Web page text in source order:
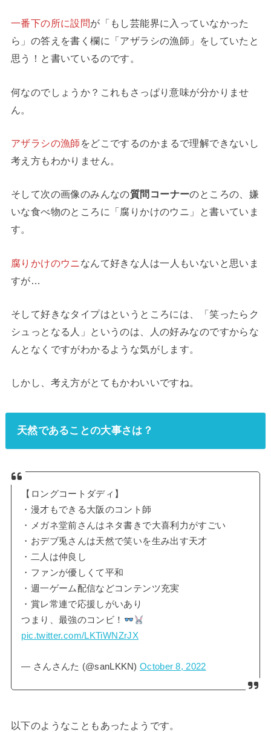
一番下の所に設問が「もし芸能界に入っていなかった
ら」の答えを書く欄に「アザラシの漁師」をしていたと
思う！と書いているのです。
何なのでしょうか？これもさっぱり意味が分かりませ
ん。
アザラシの漁師 をどこでするのかまるで理解できないし
考え方もわかりません。
そして次の画像のみんなの質問コーナーのところの、嫌
いな食べ物のところに「腐りかけのウニ」と書いていま
す。
腐りかけのウニ なんて好きな人は一人もいないと思いま
すが…
そして好きなタイプはというところには、「笑ったらク
シュっとなる人」というのは、人の好みなのですからな
んとなくですがわかるような気がします。
しかし、考え方がとてもかわいいですね。
天然であることの大事さは？
【ロングコートダディ】
・漫才もできる大阪のコント師
・メガネ堂前さんはネタ書きで大喜利力がすごい
・おデブ兎さんは天然で笑いを生み出す天才
・二人は仲良し
・ファンが優しくて平和
・週一ゲーム配信などコンテンツ充実
・賞レ常連で応援しがいあり
つまり、最強のコンビ！
pic.twitter.com/LKTiWNZrJX
— さんさんた (@sanLKKN)October 8, 2022
以下のようなこともあったようです。